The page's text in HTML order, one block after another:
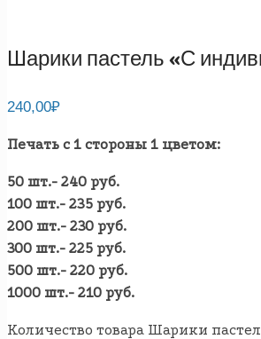
Шарики пастель «С
240,00₽
Печать с 1 стороны 1 цветом:
50 шт.- 240 руб.
100 шт.- 235 руб.
200 шт.- 230 руб.
300 шт.- 225 руб.
500 шт.- 220 руб.
1000 шт.- 210 руб.
Количество товара Шарики